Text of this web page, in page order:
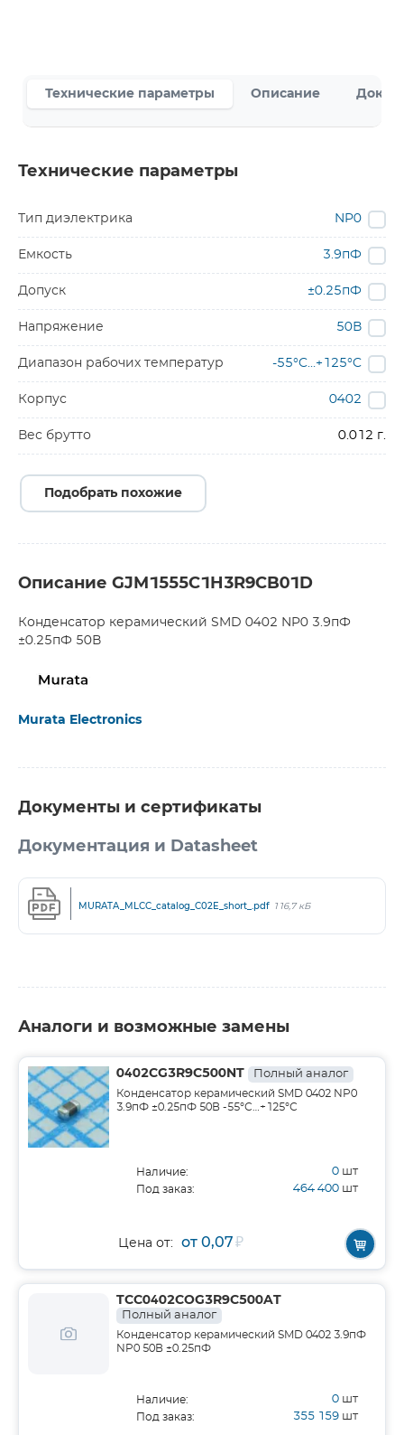
Технические параметры Описание
Технические параметры
Тип диэлектрика NP0
Емкость 3.9пФ
Допуск ±0.25пФ
Напряжение 50В
Диапазон рабочих температур -55°C…+125°C
Корпус 0402
Вес брутто 0.012 г.
Подобрать похожие
Описание GJM1555C1H3R9CB01D
Конденсатор керамический SMD 0402 NP0 3.9пФ
±0.25пФ 50В
Murata Electronics
Документы и сертификаты
Документация и Datasheet
MURATA_MLCC_catalog_C02E_short_.pdf 116,7 кБ
Аналоги и возможные замены
0402CG3R9C500NT Полный аналог
Конденсатор керамический SMD 0402 NP0
3.9пФ ±0.25пФ 50В -55°С…+125°С
Наличие: 0 шт
Под заказ: 464 400 шт
Цена от: от 0,07₽
TCC0402COG3R9C500AT
Полный аналог
Конденсатор керамический SMD 0402 3.9пФ
NP0 50В ±0.25пФ
Наличие: 0 шт
Под заказ: 355 159 шт